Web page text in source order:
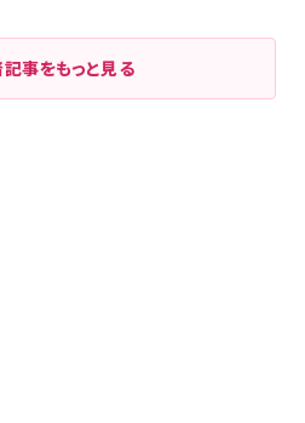
事をもっと見る